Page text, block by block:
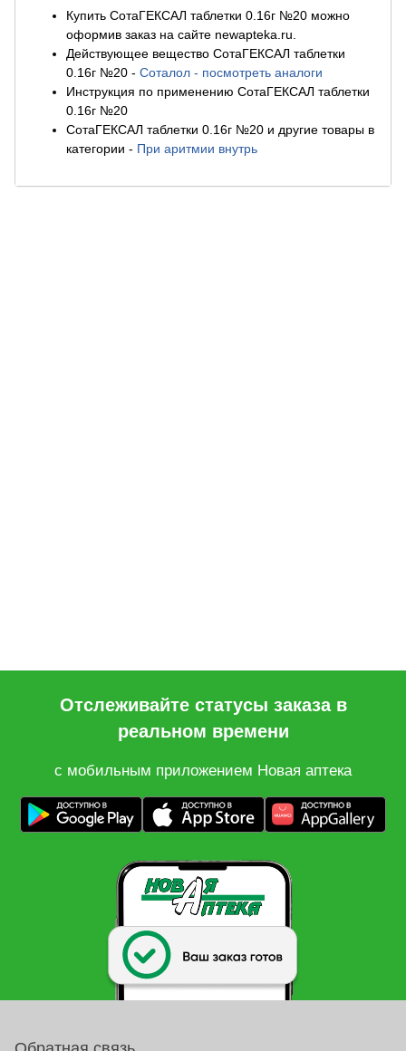
Купить СотаГЕКСАЛ таблетки 0.16г №20 можно
оформив заказ на сайте newapteka.ru.
Действующее вещество СотаГЕКСАЛ таблетки
0.16г №20 - Соталол - посмотреть аналоги
Инструкция по применению СотаГЕКСАЛ таблетки
0.16г №20
СотаГЕКСАЛ таблетки 0.16г №20 и другие товары в
категории - При аритмии внутрь
Отслеживайте статусы заказа в
реальном времени
с мобильным приложением Новая аптека